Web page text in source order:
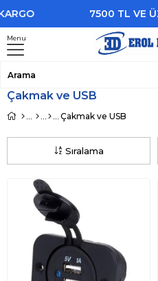
7500 TL VE ÜZERİ
Menu
Çakmak ve USB
Çakmak ve USB
Sıralama